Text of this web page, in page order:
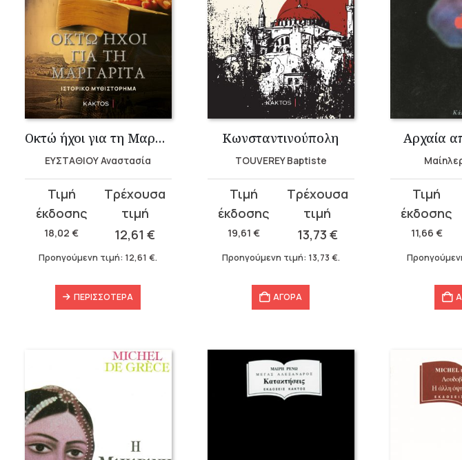
Οκτώ ήχοι για τη Μαργαρίτα
ΕΥΣΤΑΘΙΟΥ Αναστασία
18,02€
Original
price
was:
18,02 €.
12,61€
τρέχουσα
τιμή
είναι:
Προηγούμενη τιμή: 12,61€.
ΠΕΡΙΣΣΌΤΕΡΑ
Κωνσταντινούπολη
TOUVEREY Baptiste
19,61€
Original
price
was:
19,61 €.
13,73 €
τρέχουσα
τιμή
είναι:
Προηγούμενη τιμή: 13,73 €.
ΑΓΟΡΑ
Αρχαία
11,66 €
Original
price
was:
11,66 €.
τρέχουσα
τιμή
είναι: